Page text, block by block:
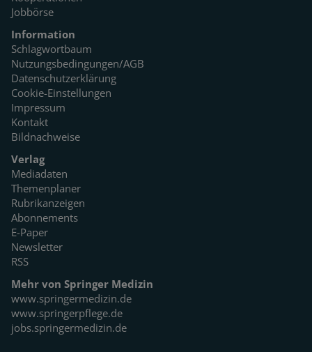
Jobbörse
Information
Schlagwortbaum
Nutzungsbedingungen/AGB
Datenschutzerklärung
Cookie-Einstellungen
Impressum
Kontakt
Bildnachweise
Verlag
Mediadaten
Themenplaner
Rubrikanzeigen
Abonnements
E-Paper
Newsletter
RSS
Mehr von Springer Medizin
www.springermedizin.de
www.springerpflege.de
jobs.springermedizin.de